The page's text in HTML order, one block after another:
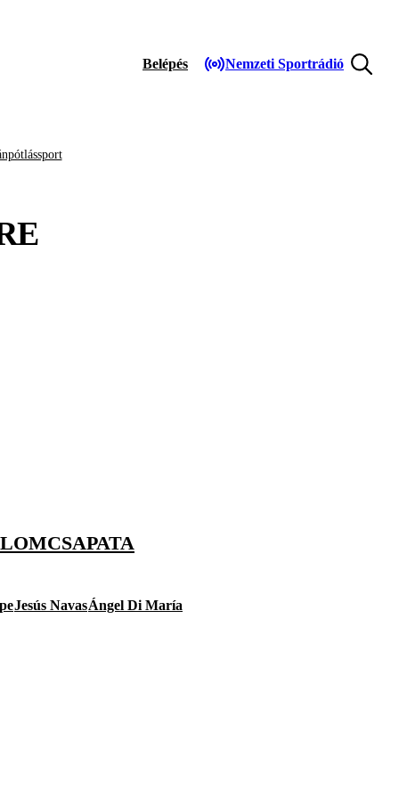
Belépés Nemzeti Sportrádió
Jesús NavasÁngel Di María